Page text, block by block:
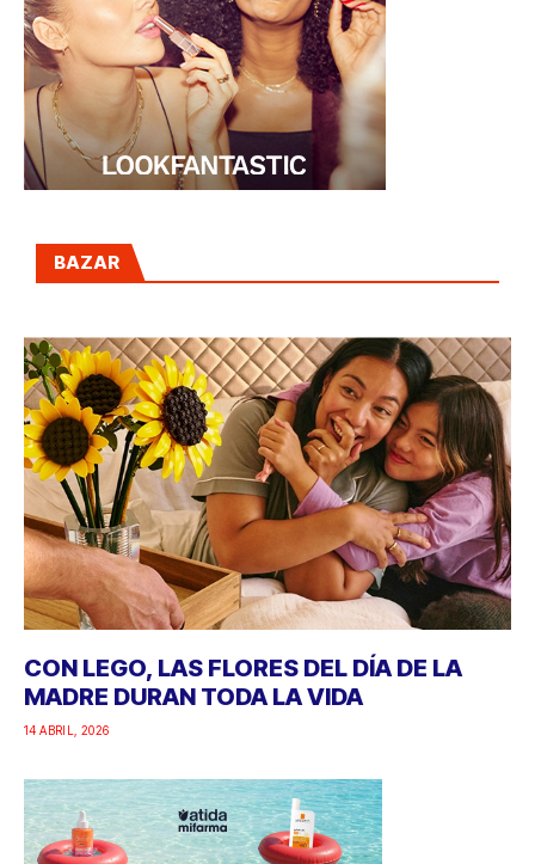
BAZAR
CON LEGO, LAS FLORES DEL DÍA DE LA
MADRE DURAN TODA LA VIDA
14 ABRIL, 2026